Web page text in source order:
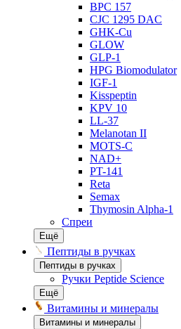
BPC 157
CJC 1295 DAC
GHK-Cu
GLOW
GLP-1
HPG Biomodulator
IGF-1
Kisspeptin
KPV 10
LL-37
Melanotan II
MOTS-C
NAD+
PT-141
Reta
Semax
Thymosin Alpha-1
Спреи
Ещё
Пептиды в ручках
Пептиды в ручках
Ручки Peptide Science
Ещё
Витамины и минералы
Витамины и минералы